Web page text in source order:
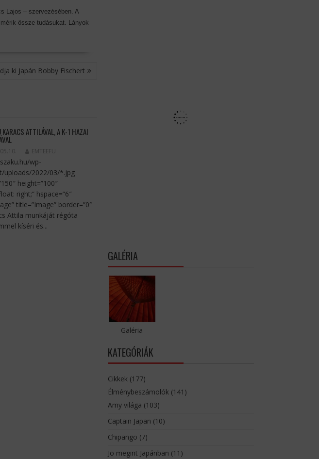
Lajos – szervezésében. A
össze tudásukat. Lányok
ki Japán Bobby Fischert
KARACS ATTILÁVAL, A K-1 HAZAI
EMTEEFU
wp-
uploads/2022/03/*.jpg
height=”100″
right;” hspace=”6″
title=”Image” border=”0″
Attila munkáját régóta
kíséri és...
GALÉRIA
Galéria
KATEGÓRIÁK
Cikkek(177)
Élménybeszámolók(141)
Amy világa (103)
Captain Japan (10)
Chipango (7)
Jo megint Japánban (11)